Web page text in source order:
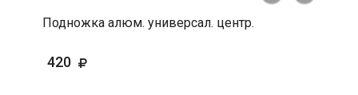
Подножка алюм. универсал. центр.
420